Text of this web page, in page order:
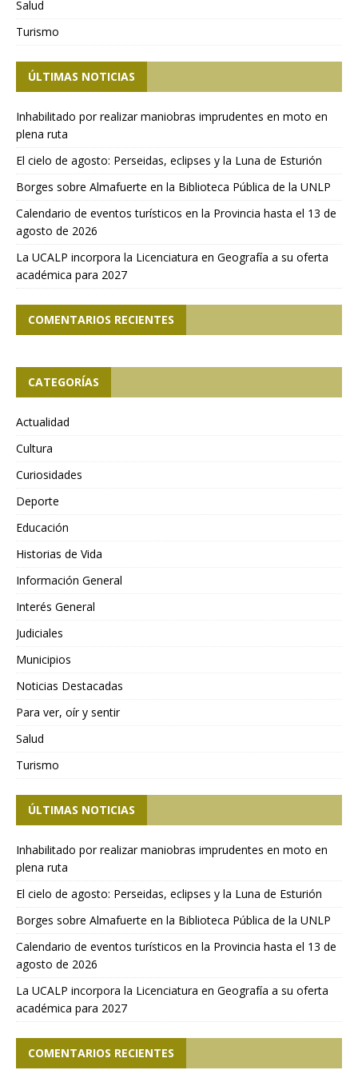
Salud
Turismo
ÚLTIMAS NOTICIAS
Inhabilitado por realizar maniobras imprudentes en moto en
plena ruta
El cielo de agosto: Perseidas, eclipses y la Luna de Esturión
Borges sobre Almafuerte en la Biblioteca Pública de la UNLP
Calendario de eventos turísticos en la Provincia hasta el 13 de
agosto de 2026
La UCALP incorpora la Licenciatura en Geografía a su oferta
académica para 2027
COMENTARIOS RECIENTES
CATEGORÍAS
Actualidad
Cultura
Curiosidades
Deporte
Educación
Historias de Vida
Información General
Interés General
Judiciales
Municipios
Noticias Destacadas
Para ver, oír y sentir
Salud
Turismo
ÚLTIMAS NOTICIAS
Inhabilitado por realizar maniobras imprudentes en moto en
plena ruta
El cielo de agosto: Perseidas, eclipses y la Luna de Esturión
Borges sobre Almafuerte en la Biblioteca Pública de la UNLP
Calendario de eventos turísticos en la Provincia hasta el 13 de
agosto de 2026
La UCALP incorpora la Licenciatura en Geografía a su oferta
académica para 2027
COMENTARIOS RECIENTES